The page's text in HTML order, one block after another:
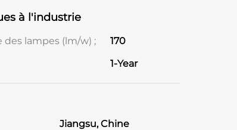
à l'industrie
lampes (lm/w) ;
170
1-Year
Jiangsu, Chine